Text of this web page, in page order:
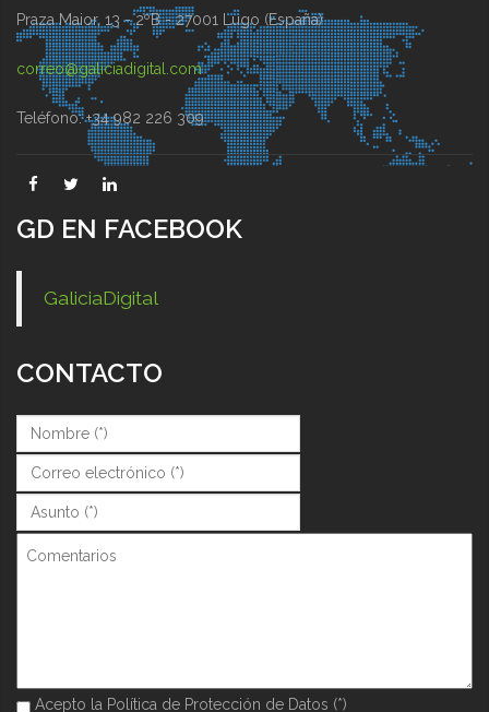
Praza Maior, 13 - 2ºB - 27001 Lugo (España)
correo@galiciadigital.com
Teléfono: +34 982 226 309
GD EN FACEBOOK
GaliciaDigital
CONTACTO
Nombre (*)*
Correo (*)*
Asunto (*)*
Comentarios
Acepto la Política de Protección de Datos (*)
Acepto la Política de Protección de Datos (*)